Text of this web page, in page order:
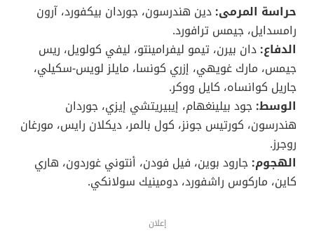
حراسة المرمى: دين هندرسون، جوردان بيكفورد، آرون
رامسدايل، جيمس ترافورد.
الدفاع: دان بيرن، تيمو ليفرامينتو، ليفي كولويل، ريس
جيمس، مارك غويهي، إزري كونسا، مايلز لويس-سكيلي،
جاريل كوانساه، كايل ووكر.
الوسط: جود بيلينغهام، إيبيريتشي إيزي، جوردان
هندرسون، كورتيس جونز، كول بالمر، ديكلان رايس، مورغان
روجرز.
الهجوم: جارود بوين، فيل فودن، أنتوني غوردون، هاري
كاين، ماركوس راشفورد، دومينيك سولانكي.
إعلان